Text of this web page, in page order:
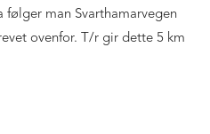
følger man Svarthamarvegen
ovenfor. T/r gir dette 5 km